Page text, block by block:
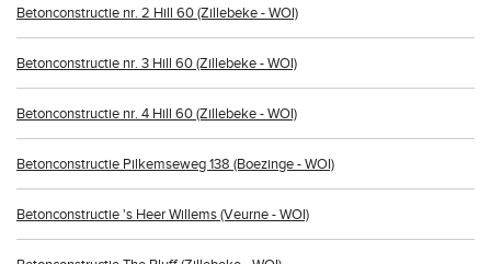
Betonconstructie nr. 2 Hill 60 (Zillebeke - WOI)
Betonconstructie nr. 3 Hill 60 (Zillebeke - WOI)
Betonconstructie nr. 4 Hill 60 (Zillebeke - WOI)
Betonconstructie Pilkemseweg 138 (Boezinge - WOI)
Betonconstructie 's Heer Willems (Veurne - WOI)